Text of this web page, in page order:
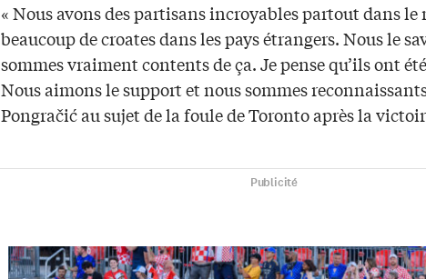
« Nous avons des partisans incroyables partout dans le
beaucoup de croates dans les pays étrangers. Nous le
sommes vraiment contents de ça. Je pense qu’ils ont
Nous aimons le support et nous sommes
Pongračić au sujet de la foule de Toronto après la
Publicité